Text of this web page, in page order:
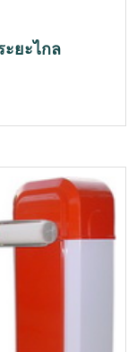
ยะไกล